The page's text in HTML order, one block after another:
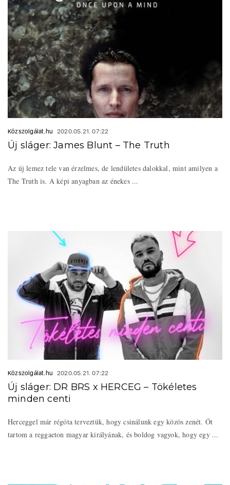
Közszolgálat.hu 2020.05.21. 07:22
Új sláger: James Blunt – The Truth
Az új lemez tele van érzelmes, de lendületes dalokkal, mint amilyen a
The Truth is. A képi anyagban az énekes ...
Közszolgálat.hu 2020.05.21. 07:22
Új sláger: DR BRS x HERCEG – Tökéletes
minden centi
Herceggel már régóta terveztük, hogy csinálunk egy közös zenét. Őt
tartom a reggaeton magyar királyának, és boldog vagyok, hogy egy ...